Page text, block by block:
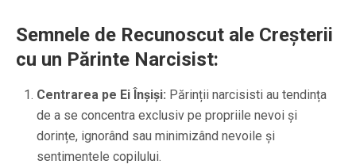
Semnele de Recunoscut ale Creșterii
cu un Părinte Narcisist:
Centrarea pe Ei Înșiși: Părinții narcisisti au tendința
de a se concentra exclusiv pe propriile nevoi și
dorințe, ignorând sau minimizând nevoile și
sentimentele copilului.